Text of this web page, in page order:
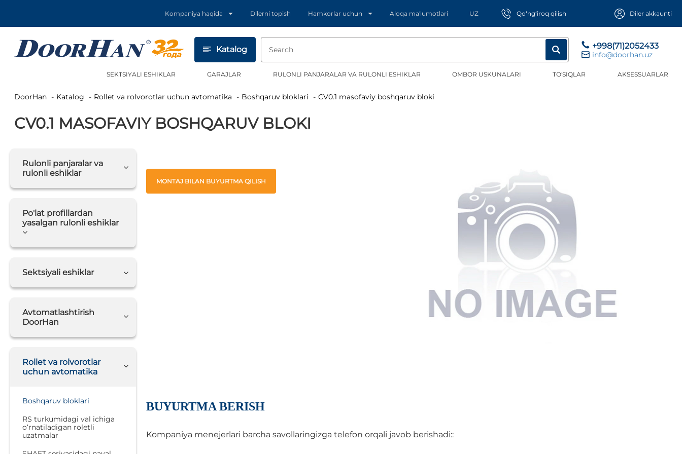
Kompaniya haqida Dilerni topish Hamkorlar uchun Aloqa ma'lumotlari UZ Qo‘ng‘iroq qilish Diler akkaunti
Katalog +998(71)2052433
info@doorhan.uz
SEKTSIYALI ESHIKLAR GARAJLAR RULONLI PANJARALAR VA RULONLI ESHIKLAR OMBOR USKUNALARI TO'SIQLAR AKSESSUARLAR
DoorHan Katalog Rollet va rolvorotlar uchun avtomatika Boshqaruv bloklari CV0.1 masofaviy boshqaruv bloki
CV0.1 MASOFAVIY BOSHQARUV BLOKI
Rulonli panjaralar va
rulonli eshiklar
Po'lat profillardan
yasalgan rulonli eshiklar
Sektsiyali eshiklar
Avtomatlashtirish
DoorHan
Rollet va rolvorotlar
uchun avtomatika
Boshqaruv bloklari
RS turkumidagi val ichiga
o‘rnatiladigan roletli
uzatmalar
MONTAJ BILAN BUYURTMA QILISH
BUYURTMA BERISH
Kompaniya menejerlari barcha savollaringizga telefon orqali javob berishadi::